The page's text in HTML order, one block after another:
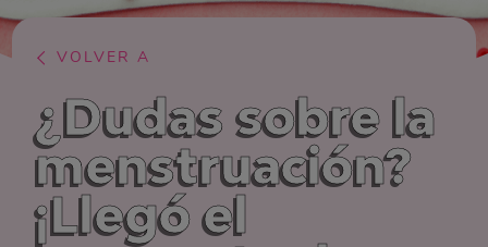
VOLVER A
¿Dudas sobre la
menstruación?
¡Llegó el